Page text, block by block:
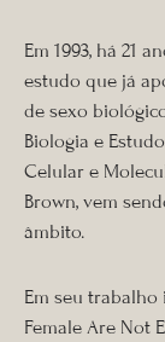
Em 1993, há 21
estudo que já
de sexo
Biologia e
Celular e
Brown, vem
âmbito.
Em seu trabalho
Female Are Not